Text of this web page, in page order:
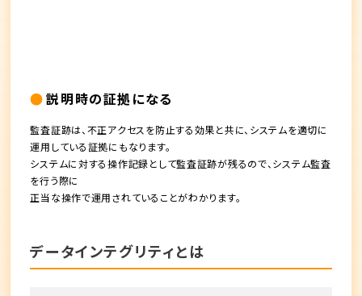
説明時の証拠になる
監査証跡は、不正アクセスを防止する効果と共に、 システムを適切に
運用している証拠にもなります。
システムに対する操作記録として監査証跡が残るので、システム監査
を行う際に
正当な操作で運用されていることがわかります。
データインテグリティとは